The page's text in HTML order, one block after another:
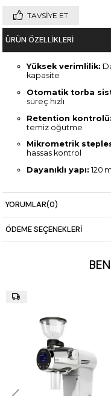
TAVSIYE ET
ÜRÜN ÖZELLIKLERI
Yüksek verimlilik:
kapasite
Otomatik torba
süreç hızlı
Retention kontrolü:
temiz öğütme
Mikrometrik
hassas kontrol
Dayanıklı yapı: 120
Güvenilirlik:
YORUMLAR(0)
ÖDEME SEÇENEKLERI